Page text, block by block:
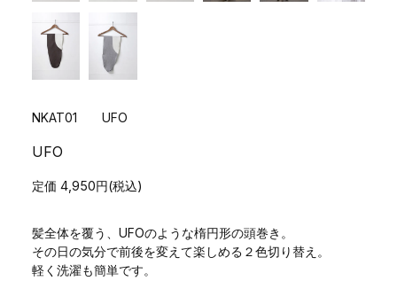
NKAT01 UFO
UFO
定価 4,950円(税込)
髪全体を覆う、UFOのような楕円形の頭巻き。
その日の気分で前後を変えて楽しめる２色切り替え。
軽く洗濯も簡単です。